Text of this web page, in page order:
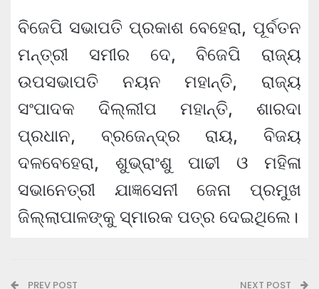
ବିଜେପି ସଭାପତି ପ୍ରକାଶ ବେହେରା, ପୂର୍ବତନ
ମନ୍ତ୍ରୀ ସମୀର ଦେ, ବିଜେପି ରାଜ୍ୟ
ଉପସଭାପତି ନୟନ ମହାନ୍ତି, ରାଜ୍ୟ
ସଂପାଦକ ଦିଲ୍ଲୀପ ମହାନ୍ତି, ଶାରଦା
ପ୍ରଧାନ, ବ୍ରଜେନ୍ଦ୍ର ରାୟ, ବିଜୟ
ଦଳବେହେରା, ଶୁଭ୍ରାଂଶୁ ପାଢୀ ଓ ମହିଳା
ସଭାନେତ୍ରୀ ଯାଜ୍ଞସେନୀ ଜେନା ପ୍ରମୁଖ
ଜିଲ୍ଲାପାଳଙ୍କୁ ସ୍ମାରକ ପତ୍ର ଦେଇଥିଲେ।
PREV POST NEXT POST